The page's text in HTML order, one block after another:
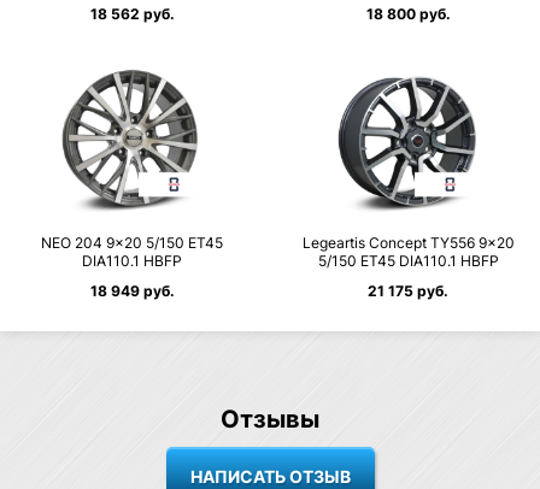
18 562 руб.
18 800 руб.
NEO 204 9×20 5/150 ET45
DIA110.1 HBFP
18 949 руб.
Legeartis Concept TY556 9×20
5/150 ET45 DIA110.1 HBFP
21 175 руб.
Отзывы